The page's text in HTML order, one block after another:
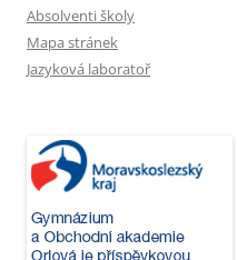
Absolventi školy
Mapa stránek
Jazyková laboratoř